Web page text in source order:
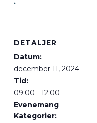
DETALJER
Datum:
december 11, 2024
Tid:
09:00 - 12:00
Evenemang
Kategorier: